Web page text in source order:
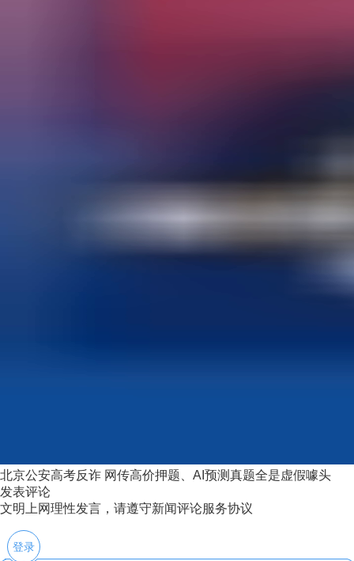
北京公安高考反诈 网传高价押题、AI预测真题全是虚假噱头
发表评论
文明上网理性发言，请遵守新闻评论服务协议
登录